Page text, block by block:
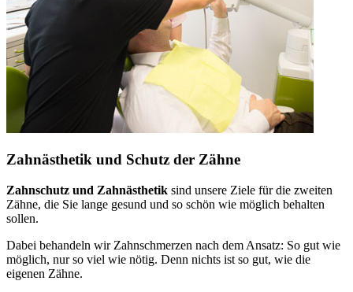
Zahnästhetik und Schutz der Zähne
Zahnschutz und Zahnästhetik sind unsere Ziele für die zweiten
Zähne, die Sie lange gesund und so schön wie möglich behalten
sollen.
Dabei behandeln wir Zahnschmerzen nach dem Ansatz: So gut wie
möglich, nur so viel wie nötig. Denn nichts ist so gut, wie die
eigenen Zähne.